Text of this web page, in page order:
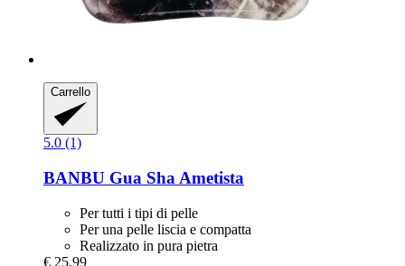
Carrello
5.0 (1)
BANBU Gua Sha Ametista
Per tutti i tipi di pelle
Per una pelle liscia e compatta
Realizzato in pura pietra
€ 25,99